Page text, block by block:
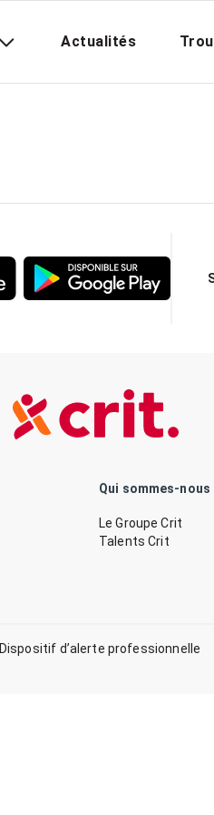
Actualités
Qui sommes-nous
Le Groupe Crit
Talents Crit
Dispositif d’alerte professionnelle